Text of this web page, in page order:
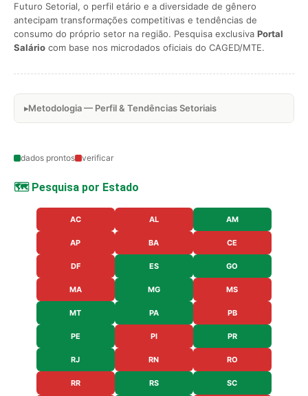
Futuro Setorial, o perfil etário e a diversidade de gênero
antecipam transformações competitivas e tendências de
consumo do próprio setor na região. Pesquisa exclusiva Portal
Salário com base nos microdados oficiais do CAGED/MTE.
Metodologia — Perfil & Tendências Setoriais
dados prontos verificar
🗺️ Pesquisa por Estado
AC AL AM
AP BA CE
DF ES GO
MA MG MS
MT PA PB
PE PI PR
RJ RN RO
RR RS SC